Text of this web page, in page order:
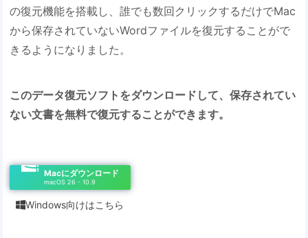
の復元機能を搭載し、誰でも数回クリックするだけでMac
から保存されていないWordファイルを復元することがで
きるようになりました。
このデータ復元ソフトをダウンロードして、保存されてい
ない文書を無料で復元することができます。
Macにダウンロード
macOS 26 - 10.9
Windows向けはこちら